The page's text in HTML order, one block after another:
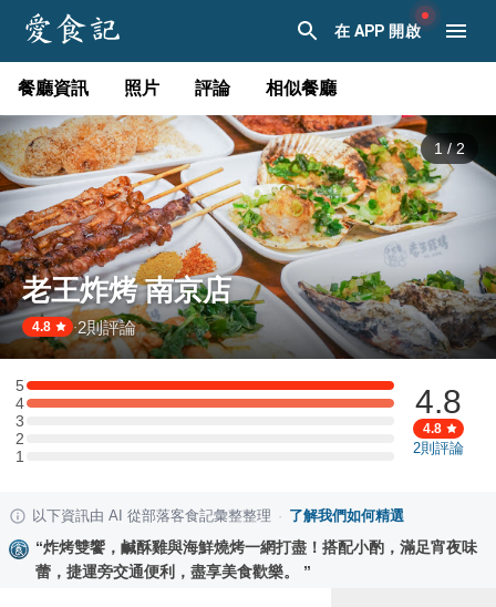
在 APP 開啟
餐廳資訊 照片 評論 相似餐廳
1/2
老王炸烤 南京店
4.8 ·2則評論
5
5 星：1 則評論
4
4 星：1 則評論
3
3 星：0 則評論
2
2 星：0 則評論
11 星：0 則評論
4.8
4.8
2則評論
以下資訊由 AI 從部落客食記彙整整理 · 了解我們如何精選
“炸烤雙饗，鹹酥雞與海鮮燒烤一網打盡！搭配小酌，滿足宵夜味
蕾，捷運旁交通便利，盡享美食歡樂。 ”